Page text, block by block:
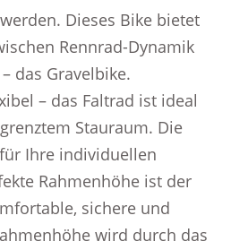
Dieses Bike bietet
Rennrad-Dynamik
das Gravelbike.
– das Faltrad ist ideal
Stauraum. Die
Ihre individuellen
Rahmenhöhe ist der
sichere und
wird durch das